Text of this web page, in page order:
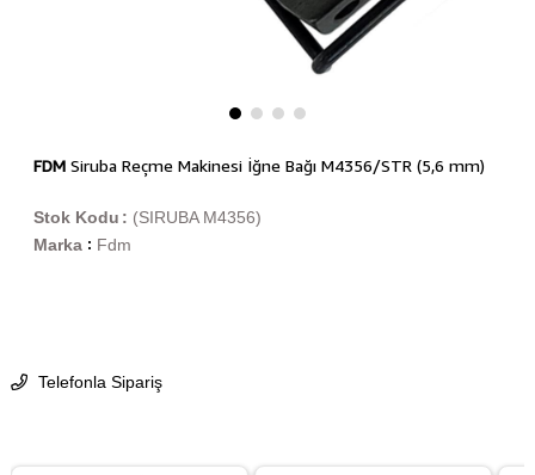
FDMSiruba Reçme Makinesi İğne Bağı M4356/STR (5,6 mm)
(SIRUBA M4356)
Stok Kodu
Marka : Fdm
Telefonla Sipariş